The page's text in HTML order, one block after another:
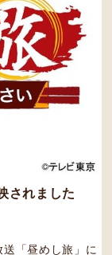
されました
「昼めし旅」に